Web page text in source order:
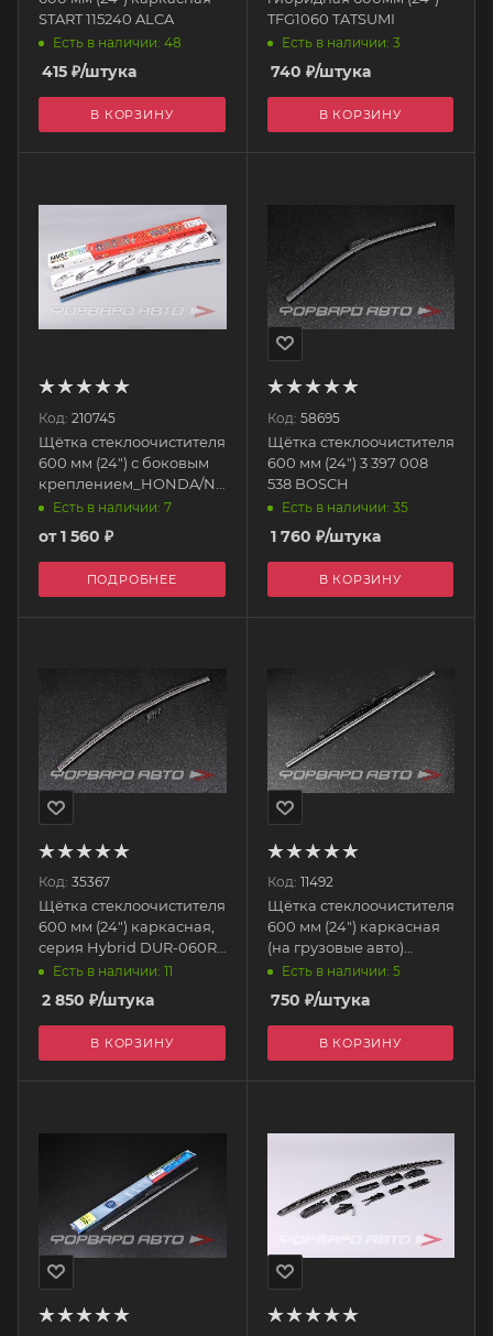
START 115240 ALCA
Есть в наличии: 48
415 ₽/штука
В КОРЗИНУ
TFG1060 TATSUMI
Есть в наличии: 3
740 ₽/штука
В КОРЗИНУ
Код: 210745
Щётка стеклоочистителя
600 мм (24") с боковым
креплением_HONDA/NISSAN/TOYOTA
OSAWA-F57-24 OSAWA
Есть в наличии: 7
от1 560 ₽
ПОДРОБНЕЕ
Код: 58695
Щётка стеклоочистителя
600 мм (24") 3 397 008
538 BOSCH
Есть в наличии: 35
1 760 ₽/штука
В КОРЗИНУ
Код: 35367
Щётка стеклоочистителя
600 мм (24") каркасная,
серия Hybrid DUR-060R
DENSO
Есть в наличии: 11
2 850 ₽/штука
В КОРЗИНУ
Код: 11492
Щётка стеклоочистителя
600 мм (24") каркасная
(на грузовые авто)
TRUCK 134000 ALCA
Есть в наличии: 5
750 ₽/штука
В КОРЗИНУ